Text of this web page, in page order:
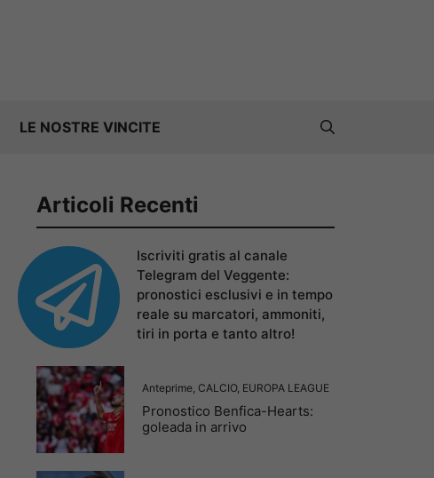
LE NOSTRE VINCITE
Articoli Recenti
Iscriviti gratis al canale
Telegram del Veggente:
pronostici esclusivi e in tempo
reale su marcatori, ammoniti,
tiri in porta e tanto altro!
Anteprime, CALCIO, EUROPA LEAGUE
Pronostico Benfica-Hearts:
goleada in arrivo